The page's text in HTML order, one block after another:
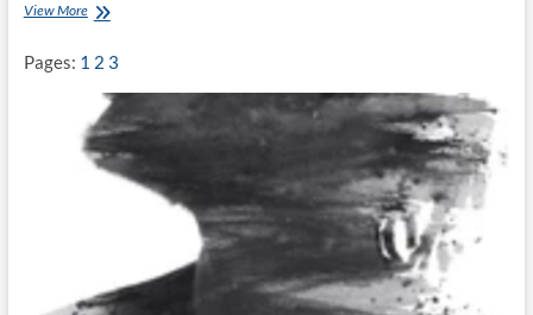
View MoreP
u
g
y
a
g
Pages: 1 2 3